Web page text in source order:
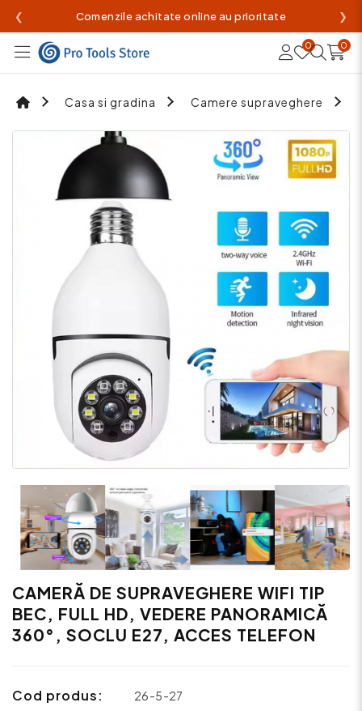
❮ Comenzile achitate online au prioritate ❯
0 0
Casa si gradina Camere supraveghere
CAMERĂ DE SUPRAVEGHERE WIFI TIP
BEC, FULL HD, VEDERE PANORAMICĂ
360°, SOCLU E27, ACCES TELEFON
Cod produs: 26-5-27